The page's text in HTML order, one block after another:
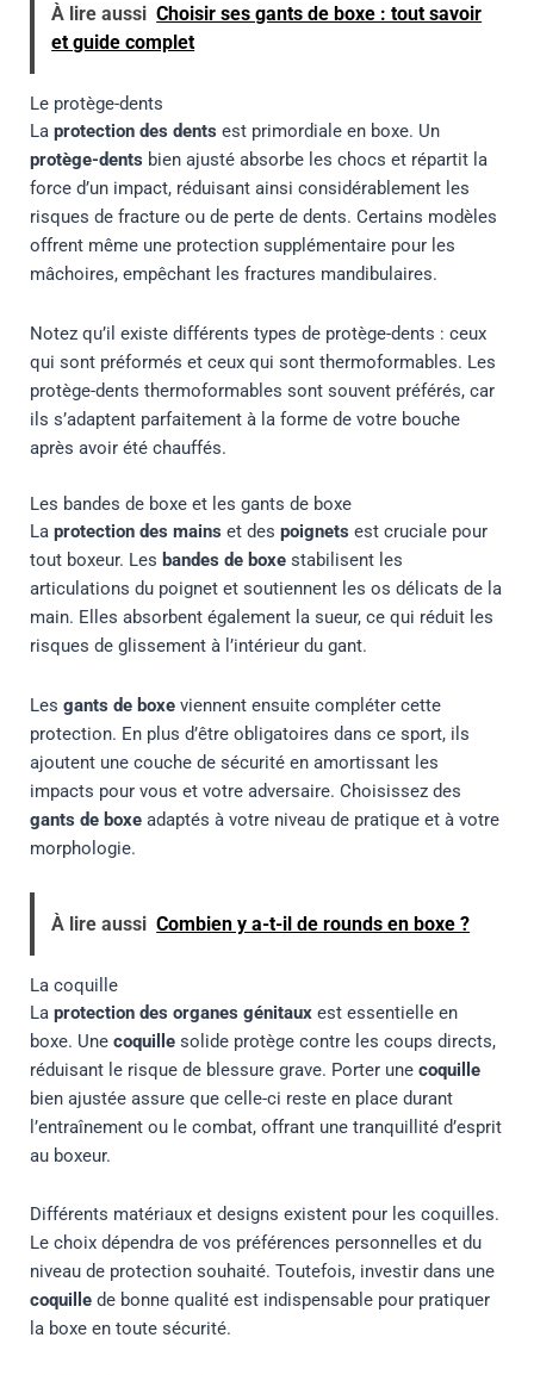
À lire aussi Choisir ses gants de boxe : tout savoir
et guide complet
Le protège-dents
La protection des dents est primordiale en boxe. Un
protège-dents bien ajusté absorbe les chocs et répartit la
force d’un impact, réduisant ainsi considérablement les
risques de fracture ou de perte de dents. Certains modèles
offrent même une protection supplémentaire pour les
mâchoires, empêchant les fractures mandibulaires.
Notez qu’il existe différents types de protège-dents : ceux
qui sont préformés et ceux qui sont thermoformables. Les
protège-dents thermoformables sont souvent préférés, car
ils s’adaptent parfaitement à la forme de votre bouche
après avoir été chauffés.
Les bandes de boxe et les gants de boxe
La protection des mains et des poignets est cruciale pour
tout boxeur. Les bandes de boxestabilisent les
articulations du poignet et soutiennent les os délicats de la
main. Elles absorbent également la sueur, ce qui réduit les
risques de glissement à l’intérieur du gant.
Les gants de boxeviennent ensuite compléter cette
protection. En plus d’être obligatoires dans ce sport, ils
ajoutent une couche de sécurité en amortissant les
impacts pour vous et votre adversaire. Choisissez des
gants de boxeadaptés à votre niveau de pratique et à votre
morphologie.
À lire aussi Combien y a-t-il de rounds en boxe ?
La coquille
La protection des organes génitauxest essentielle en
boxe. Une coquillesolide protège contre les coups directs,
réduisant le risque de blessure grave. Porter une coquille
bien ajustée assure que celle-ci reste en place durant
l’entraînement ou le combat, offrant une tranquillité d’esprit
au boxeur.
Différents matériaux et designs existent pour les coquilles.
Le choix dépendra de vos préférences personnelles et du
niveau de protection souhaité. Toutefois, investir dans une
coquillede bonne qualité est indispensable pour pratiquer
la boxe en toute sécurité.